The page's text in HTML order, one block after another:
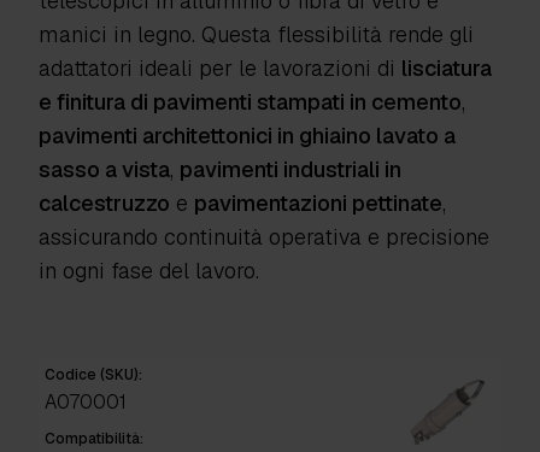
manici in legno. Questa flessibilità rende gli
adattatori ideali per le lavorazioni di lisciatura
e finitura di pavimenti stampati in cemento,
pavimenti architettonici in ghiaino lavato a
sasso a vista, pavimenti industriali in
calcestruzzo e pavimentazioni pettinate,
assicurando continuità operativa e precisione
in ogni fase del lavoro.
Codice (SKU):
A070001
Compatibilità: